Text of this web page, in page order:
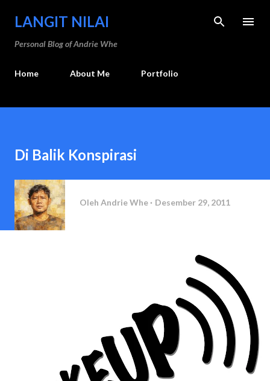
Langsung ke konten utama
LANGIT NILAI
Personal Blog of Andrie Whe
Home About Me Portfolio
Di Balik Konspirasi
Oleh Andrie Whe Desember 29, 2011